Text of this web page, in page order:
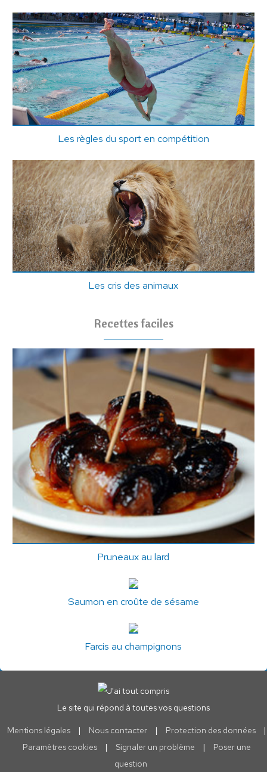
Les règles du sport en compétition
Les cris des animaux
Recettes faciles
Pruneaux au lard
Saumon en croûte de sésame
Farcis au champignons
Le site qui répond à toutes vos questions
Mentions légales | Nous contacter | Protection des données
|
Paramètres cookies
| Signaler un problème |
Poser une
question